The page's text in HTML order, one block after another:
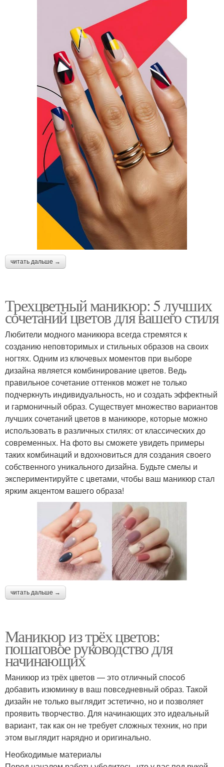
читать дальше →
Трехцветный маникюр: 5 лучших
сочетаний цветов для вашего стиля
Любители модного маникюра всегда стремятся к
созданию неповторимых и стильных образов на своих
ногтях. Одним из ключевых моментов при выборе
дизайна является комбинирование цветов. Ведь
правильное сочетание оттенков может не только
подчеркнуть индивидуальность, но и создать эффектный
и гармоничный образ. Существует множество вариантов
лучших сочетаний цветов в маникюре, которые можно
использовать в различных стилях: от классических до
современных. На фото вы сможете увидеть примеры
таких комбинаций и вдохновиться для создания своего
собственного уникального дизайна. Будьте смелы и
экспериментируйте с цветами, чтобы ваш маникюр стал
ярким акцентом вашего образа!
читать дальше →
Маникюр из трёх цветов:
пошаговое руководство для
начинающих
Маникюр из трёх цветов — это отличный способ
добавить изюминку в ваш повседневный образ. Такой
дизайн не только выглядит эстетично, но и позволяет
проявить творчество. Для начинающих это идеальный
вариант, так как он не требует сложных техник, но при
этом выглядит нарядно и оригинально.
Необходимые материалы